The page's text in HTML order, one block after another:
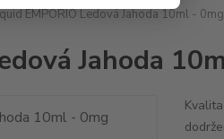
EMPORIO Ledová Jahoda 10ml - 0mg
Jahoda